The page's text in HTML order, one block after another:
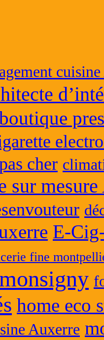
cher
sur
E-
fine
home eco
Auxerre